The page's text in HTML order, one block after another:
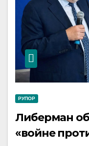
РУПОР
Либерман
«войне